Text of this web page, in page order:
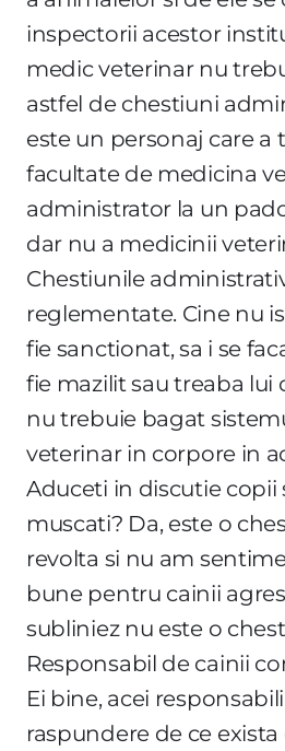
inspectorii acestor
medic veterinar nu
astfel de chestiuni
este un personaj care a
facultate de medicina
administrator la un
dar nu a medicinii
Chestiunile
reglementate. Cine nu
fie sanctionat, sa i se
fie mazilit sau treaba lui
nu trebuie bagat
veterinar in corpore in
Aduceti in discutie copii
muscati? Da, este o
revolta si nu am
bune pentru cainii
subliniez nu este o
Responsabil de cainii
Ei bine, acei
raspundere de ce